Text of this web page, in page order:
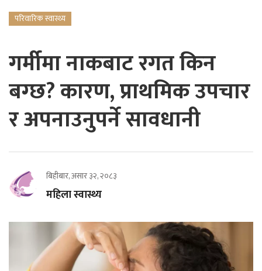
परिवारिक स्वास्थ्य
गर्मीमा नाकबाट रगत किन
बग्छ? कारण, प्राथमिक उपचार
र अपनाउनुपर्ने सावधानी
बिहीबार, असार ३२, २०८३
महिला स्वास्थ्य